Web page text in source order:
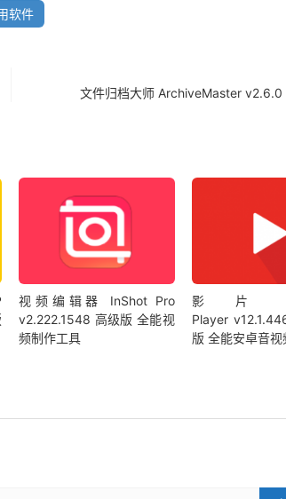
软件
文件归档大师 ArchiveMaster v2.6.0
视频编辑器 InShot Pro
v2.222.1548 高级版 全能视
频制作工具
影片
Player
版 全能安卓音